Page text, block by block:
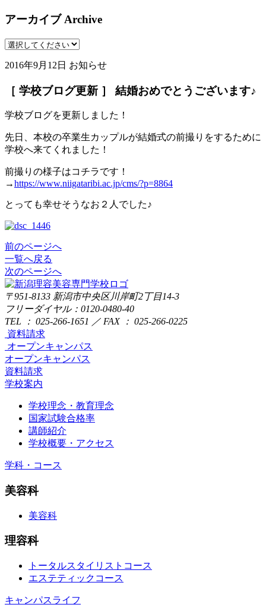
アーカイブ Archive
2016年9月12日 お知らせ
［ 学校ブログ更新 ］ 結婚おめでとうございます♪
学校ブログを更新しました！
先日、本校の卒業生カップルが結婚式の前撮りをするために
学校へ来てくれました！
前撮りの様子はコチラです！
→https://www.niigataribi.ac.jp/cms/?p=8864
とっても幸せそうなお２人でした♪
前のページへ
一覧へ戻る
次のページへ
〒951-8133 新潟市中央区川岸町2丁目14-3
フリーダイヤル：0120-0480-40
TEL ： 025-266-1651 ／ FAX ： 025-266-0225
資料請求
オープンキャンパス
オープンキャンパス
資料請求
学校案内
学校理念・教育理念
国家試験合格率
講師紹介
学校概要・アクセス
学科・コース
美容科
美容科
理容科
トータルスタイリストコース
エステティックコース
キャンパスライフ